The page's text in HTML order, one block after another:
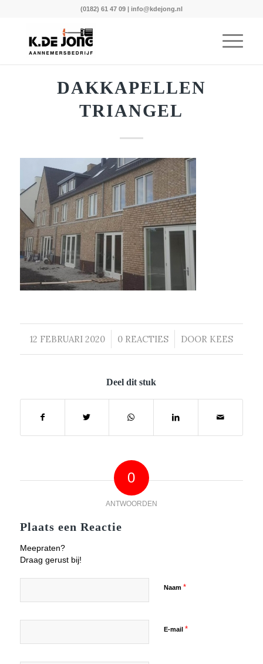
(0182) 61 47 09| info@kdejong.nl
DAKKAPELLEN
TRIANGEL
12 FEBRUARI 2020
/ 0 REACTIES
/ DOOR KEES
Deel dit stuk
0
ANTWOORDEN
Plaats een Reactie
Meepraten?
Draag gerust bij!
Naam *
E-mail *